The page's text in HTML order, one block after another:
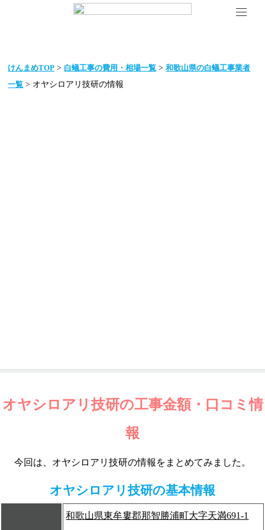
けんまめTOP > 白蟻工事の費用・相場一覧 >和歌山県の白蟻工事業者
一覧 > オヤシロアリ技研の情報
オヤシロアリ技研の工事金額・口コミ情
報
今回は、オヤシロアリ技研の情報をまとめてみました。
オヤシロアリ技研の基本情報
和歌山県東牟婁郡那智勝浦町大字天満691-1